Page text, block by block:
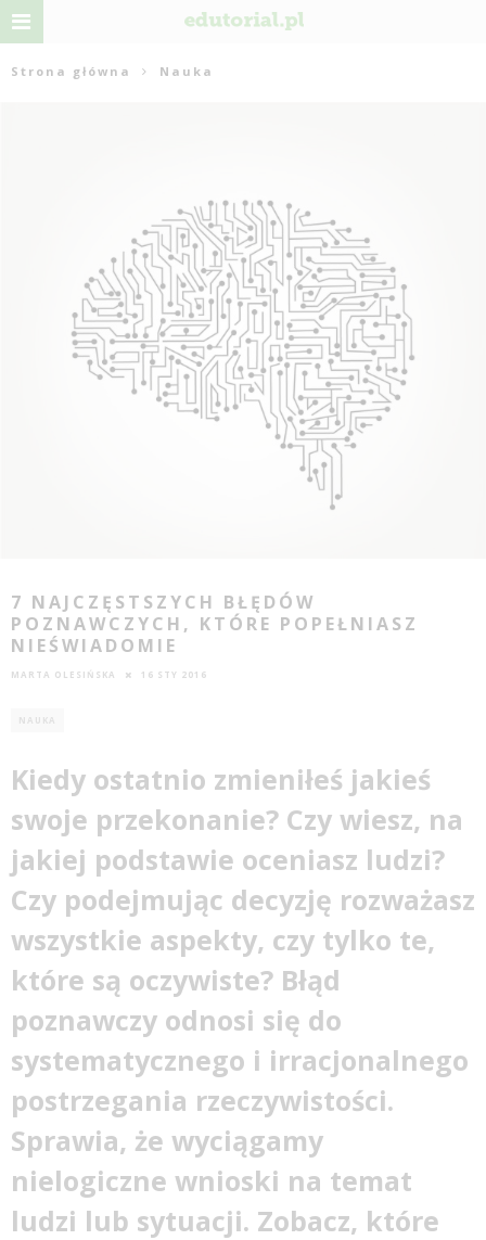
Strona główna Nauka
7 NAJCZĘSTSZYCH BŁĘDÓW
POZNAWCZYCH, KTÓRE POPEŁNIASZ
NIEŚWIADOMIE
MARTA OLESIŃSKA 16 STY 2016
NAUKA
Kiedy ostatnio zmieniłeś jakieś
swoje przekonanie? Czy wiesz, na
jakiej podstawie oceniasz ludzi?
Czy podejmując decyzję rozważasz
wszystkie aspekty, czy tylko te,
które są oczywiste? Błąd
poznawczy odnosi się do
systematycznego i irracjonalnego
postrzegania rzeczywistości.
Sprawia, że wyciągamy
nielogiczne wnioski na temat
ludzi lub sytuacji. Zobacz, które